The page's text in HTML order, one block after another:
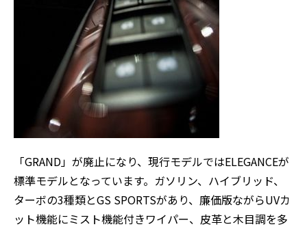
「GRAND」が廃止になり、現行モデルではELEGANCEが
標準モデルとなっています。ガソリン、ハイブリッド、
ターボの3種類とGS SPORTSがあり、廉価版ながらUVカ
ット機能にミスト機能付きワイパー、皮革と木目調を多